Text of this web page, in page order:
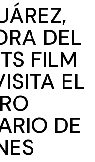
DEL
FILM
EL
DE